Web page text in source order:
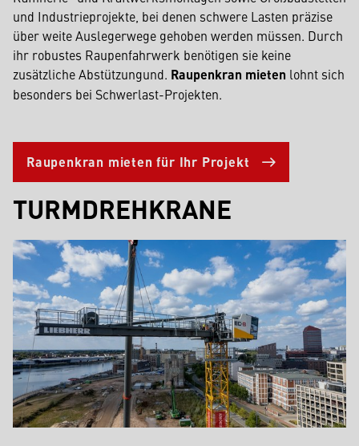
und Industrieprojekte, bei denen schwere Lasten präzise
über weite Auslegerwege gehoben werden müssen. Durch
ihr robustes Raupenfahrwerk benötigen sie keine
zusätzliche Abstützungund. Raupenkran mieten lohnt sich
besonders bei Schwerlast-Projekten.
Raupenkran mieten für Ihr Projekt
TURMDREHKRANE